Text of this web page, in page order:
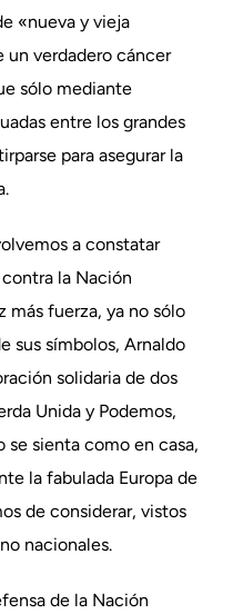
«nueva y vieja
un verdadero cáncer
sólo mediante
entre los grandes
para asegurar la
a constatar
la Nación
más fuerza, ya no sólo
sus símbolos, Arnaldo
solidaria de dos
Unida y Podemos,
sienta como en casa,
la fabulada Europa de
de considerar, vistos
nacionales.
de la Nación